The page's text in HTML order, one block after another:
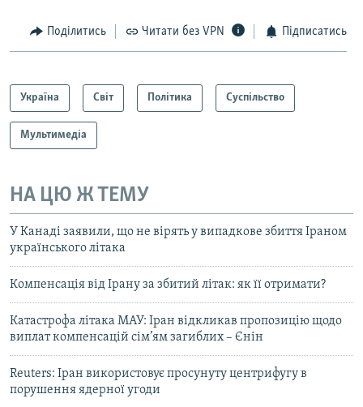
Поділитись Читати без VPN Підписатись
Україна Світ Політика Суспільство
Мультимедіа
НА ЦЮ Ж ТЕМУ
У Канаді заявили, що не вірять у випадкове збиття Іраном
українського літака
Компенсація від Ірану за збитий літак: як її отримати?
Катастрофа літака МАУ: Іран відкликав пропозицію щодо
виплат компенсацій сім’ям загиблих – Єнін
Reuters: Іран використовує просунуту центрифугу в
порушення ядерної угоди